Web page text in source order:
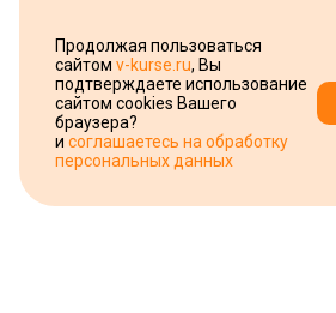
Продолжая пользоваться
сайтом v-kurse.ru, Вы
подтверждаете использование
сайтом cookies Вашего
браузера?
и соглашаетесь на обработку
персональных данных